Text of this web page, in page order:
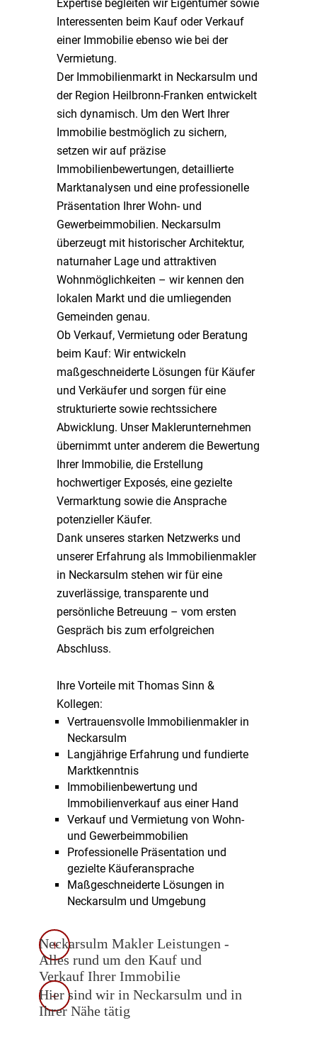
Expertise begleiten wir Eigentümer sowie
Interessenten beim Kauf oder Verkauf
einer Immobilie ebenso wie bei der
Vermietung.
Der Immobilienmarkt in Neckarsulm und
der Region Heilbronn-Franken entwickelt
sich dynamisch. Um den Wert Ihrer
Immobilie bestmöglich zu sichern,
setzen wir auf präzise
Immobilienbewertungen, detaillierte
Marktanalysen und eine professionelle
Präsentation Ihrer Wohn- und
Gewerbeimmobilien. Neckarsulm
überzeugt mit historischer Architektur,
naturnaher Lage und attraktiven
Wohnmöglichkeiten – wir kennen den
lokalen Markt und die umliegenden
Gemeinden genau.
Ob Verkauf, Vermietung oder Beratung
beim Kauf: Wir entwickeln
maßgeschneiderte Lösungen für Käufer
und Verkäufer und sorgen für eine
strukturierte sowie rechtssichere
Abwicklung. Unser Maklerunternehmen
übernimmt unter anderem die Bewertung
Ihrer Immobilie, die Erstellung
hochwertiger Exposés, eine gezielte
Vermarktung sowie die Ansprache
potenzieller Käufer.
Dank unseres starken Netzwerks und
unserer Erfahrung als Immobilienmakler
in Neckarsulm stehen wir für eine
zuverlässige, transparente und
persönliche Betreuung – vom ersten
Gespräch bis zum erfolgreichen
Abschluss.
Ihre Vorteile mit Thomas Sinn &
Kollegen:
Vertrauensvolle Immobilienmakler in
Neckarsulm
Langjährige Erfahrung und fundierte
Marktkenntnis
Immobilienbewertung und
Immobilienverkauf aus einer Hand
Verkauf und Vermietung von Wohn-
und Gewerbeimmobilien
Professionelle Präsentation und
gezielte Käuferansprache
Maßgeschneiderte Lösungen in
Neckarsulm und Umgebung
Neckarsulm Makler Leistungen -
Alles rund um den Kauf und
Verkauf Ihrer Immobilie
Hier sind wir in Neckarsulm und in
Ihrer Nähe tätig